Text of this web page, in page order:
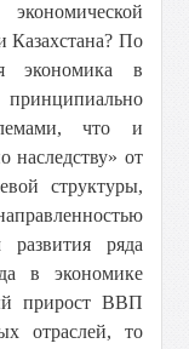
Казахстана? По
экономика в
что и
наследству» от
структуры,
развития ряда
в экономике
прирост ВВП
отраслей, то